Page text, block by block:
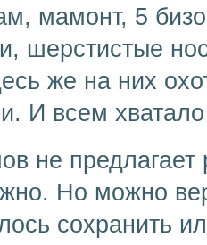
мамонт, 5
шерстистые
же на них
И всем
не
Но можно
сохранить